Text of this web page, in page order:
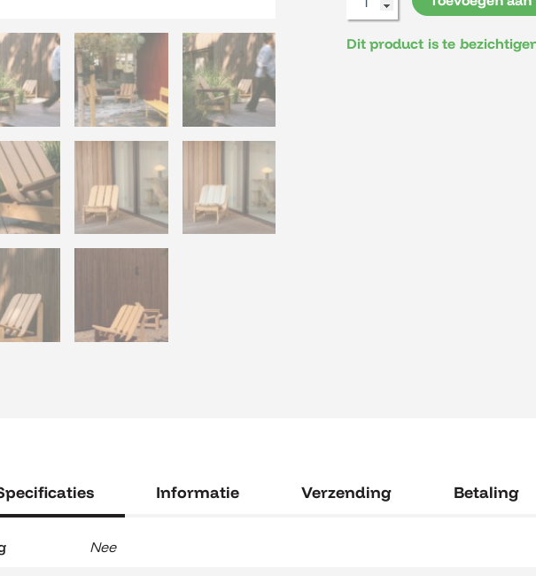
Dit product is te
Informatie Verzending Betaling
Nee